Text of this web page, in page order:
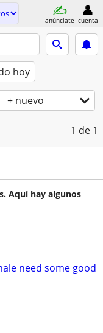
anúnciate cuenta
hoy
+ nuevo
1 de 1
Aquí hay algunos
need some good